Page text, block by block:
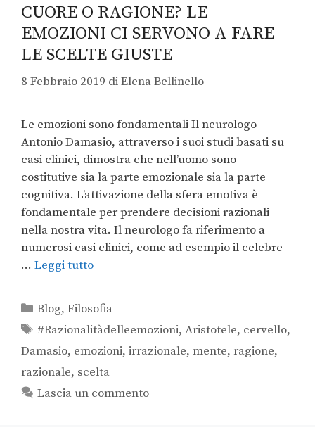
CUORE O RAGIONE? LE
EMOZIONI CI SERVONO A FARE
LE SCELTE GIUSTE
8 Febbraio 2019 diElena Bellinello
Le emozioni sono fondamentali Il neurologo
Antonio Damasio, attraverso i suoi studi basati su
casi clinici, dimostra che nell’uomo sono
costitutive sia la parte emozionale sia la parte
cognitiva. L’attivazione della sfera emotiva è
fondamentale per prendere decisioni razionali
nella nostra vita. Il neurologo fa riferimento a
numerosi casi clinici, come ad esempio il celebre
… Leggi tutto
Blog,Filosofia
#Razionalitàdelleemozioni,Aristotele, cervello,
Damasio, emozioni, irrazionale, mente, ragione,
razionale, scelta
Lascia un commento